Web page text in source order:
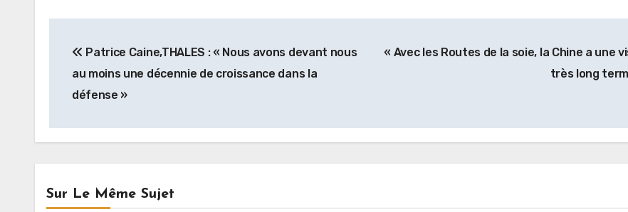
de
l’article
Patrice Caine,THALES : « Nous avons devant nous
au moins une décennie de croissance dans la
défense »
« Avec les Routes de la soie, la Chine a une
très long
Sur Le Même Sujet